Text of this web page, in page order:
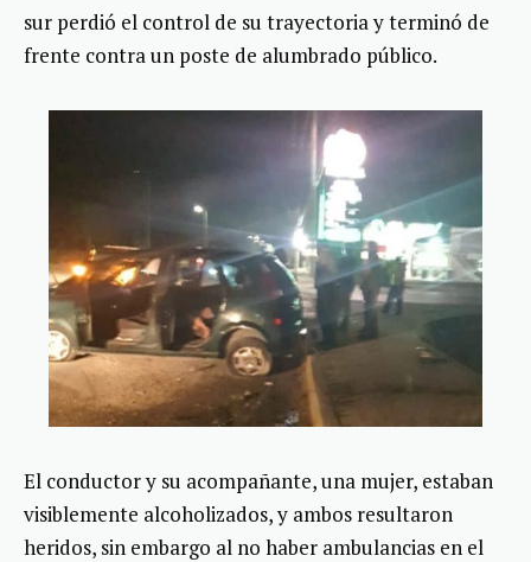
sur perdió el control de su trayectoria y terminó de
frente contra un poste de alumbrado público.
El conductor y su acompañante, una mujer, estaban
visiblemente alcoholizados, y ambos resultaron
heridos, sin embargo al no haber ambulancias en el